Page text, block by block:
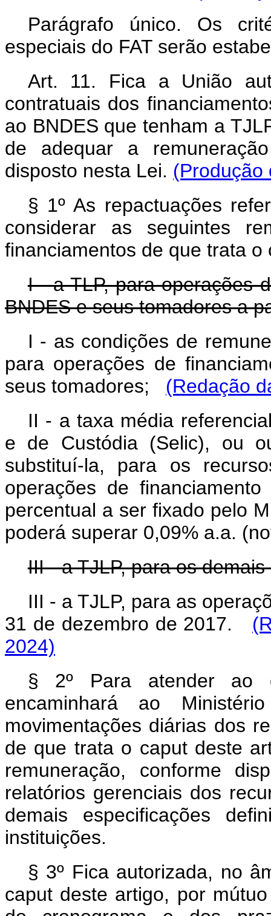
Parágrafo único. Os
especiais do FAT serão
Art. 11. Fica a União
contratuais dos
ao BNDES que tenham a
de adequar a
disposto nesta Lei. (Produção
§ 1º As repactuações
considerar as seguintes
financiamentos de que trata o
I - a TLP, para operações
BNDES e seus tomadores a
I - as condições de
para operações de
seus tomadores; (Redação
II - a taxa média
e de Custódia (Selic), ou
substituí-la, para os
operações de
percentual a ser fixado pelo
poderá superar 0,09% a.a.
III - a TJLP, para os
III - a TJLP, para as
31 de dezembro de 2017.
2024)
§ 2º Para atender ao
encaminhará ao
movimentações diárias dos
de que trata o caput deste
remuneração, conforme
relatórios gerenciais dos
demais especificações
instituições.
§ 3º Fica autorizada, no
caput deste artigo, por